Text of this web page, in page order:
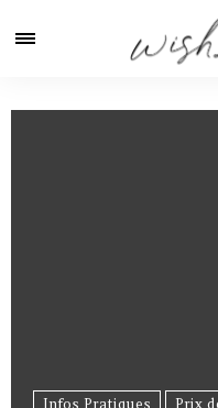
Infos Pratiques
Prix